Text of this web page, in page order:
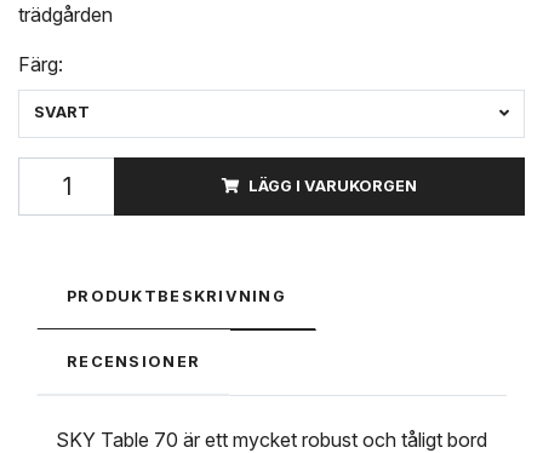
trädgården
Färg:
SVART
LÄGG I VARUKORGEN
PRODUKTBESKRIVNING
RECENSIONER
SKY Table 70 är ett mycket robust och tåligt bord